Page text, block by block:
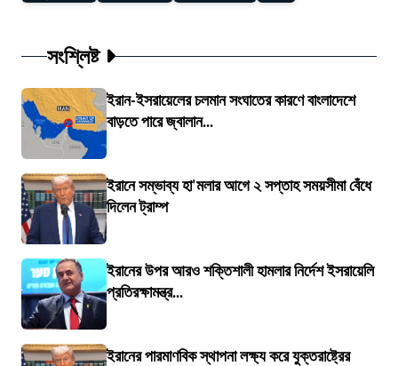
সংশ্লিষ্ট
ইরান-ইসরায়েলের চলমান সংঘাতের কারণে বাংলাদেশে
বাড়তে পারে জ্বালান...
ইরানে সম্ভাব্য হা'মলার আগে ২ সপ্তাহ সময়সীমা বেঁধে
দিলেন ট্রাম্প
ইরানের উপর আরও শক্তিশালী হামলার নির্দেশ ইসরায়েলি
প্রতিরক্ষামন্ত্র...
ইরানের পারমাণবিক স্থাপনা লক্ষ্য করে যুক্তরাষ্ট্রের